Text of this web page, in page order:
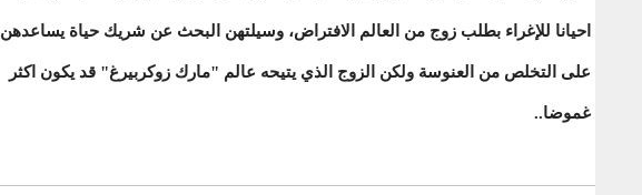
احيانا للإغراء بطلب زوج من العالم الافتراض، وسيلتهن البحث عن شريك حياة يساعدهن
على التخلص من العنوسة ولكن الزوج الذي يتيحه عالم "مارك زوكربيرغ" قد يكون اكثر
غموضا..